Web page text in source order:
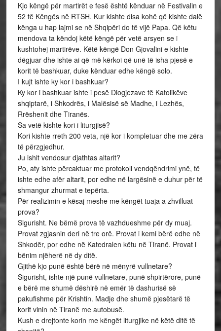
Kjo këngë për martirët e fesë është kënduar në Festivalin e
52 të Këngës në RTSH. Kur kishte disa kohë që kishte dalë
kënga u hap lajmi se në Shqipëri do të vijë Papa. Që këtu
mendova ta këndoj këtë këngë për vetë arsyen se i
kushtohej martirëve. Këtë këngë Don Gjovalini e kishte
dëgjuar dhe ishte ai që më kërkoi që unë të isha pjesë e
korit të bashkuar, duke kënduar edhe këngë solo.
I kujt ishte ky kor i bashkuar?
Ky kor i bashkuar ishte i pesë Diogjezave të Katolikëve
shqiptarë, i Shkodrës, i Malësisë së Madhe, i Lezhës,
Rrëshenit dhe Tiranës.
Sa vetë kishte kori i liturgjisë?
Kori kishte rreth 200 veta, një kor i kompletuar dhe me zëra
të përzgjedhur.
Ju ishit vendosur djathtas altarit?
Po, aty ishte përcaktuar me protokoll vendqëndrimi ynë, të
ishte edhe afër altarit, por edhe në largësinë e duhur për të
shmangur zhurmat e tepërta.
Për realizimin e kësaj meshe me këngët tuaja a zhvilluat
prova?
Sigurisht. Ne bëmë prova të vazhdueshme për dy muaj.
Provat zgjasnin deri në tre orë. Provat i kemi bërë edhe në
Shkodër, por edhe në Katedralen këtu në Tiranë. Provat i
bënim njëherë në dy ditë.
Gjithë kjo punë është bërë në mënyrë vullnetare?
Sigurisht, ishte një punë vullnetare, punë shpirtërore, punë
e bërë me shumë dëshirë në emër të dashurisë së
pakufishme për Krishtin. Madje dhe shumë pjesëtarë të
korit vinin në Tiranë me autobusë.
Kush e drejtonte korin me këngët liturgjike në këtë ditë të